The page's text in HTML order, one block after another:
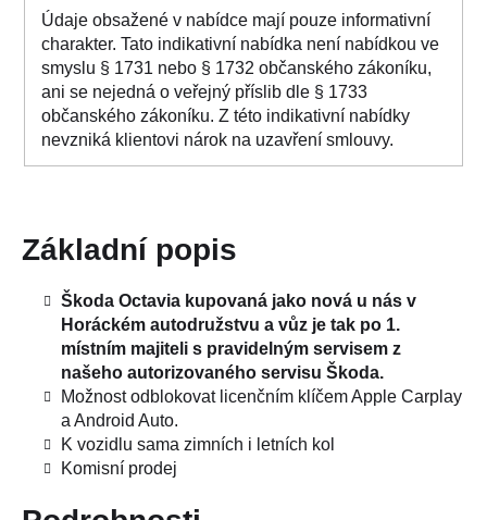
Údaje obsažené v nabídce mají pouze informativní
charakter. Tato indikativní nabídka není nabídkou ve
smyslu § 1731 nebo § 1732 občanského zákoníku,
ani se nejedná o veřejný příslib dle § 1733
občanského zákoníku. Z této indikativní nabídky
nevzniká klientovi nárok na uzavření smlouvy.
Základní popis
Škoda Octavia kupovaná jako nová u nás v
Horáckém autodružstvu a vůz je tak po 1.
místním majiteli s pravidelným servisem z
našeho autorizovaného servisu Škoda.
Možnost odblokovat licenčním klíčem Apple Carplay
a Android Auto.
K vozidlu sama zimních i letních kol
Komisní prodej